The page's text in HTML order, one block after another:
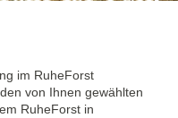
im RuheForst
von Ihnen gewählten
RuheForst in